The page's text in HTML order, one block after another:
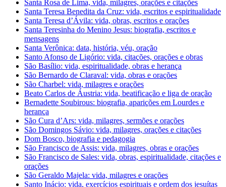
Santa Rosa de Lima, vida, milagres, orações e citações
Santa Teresa Benedita da Cruz: vida, escritos e espiritualidade
Santa Teresa d’Ávila: vida, obras, escritos e orações
Santa Teresinha do Menino Jesus: biografia, escritos e
mensagens
Santa Verônica: data, história, véu, oração
Santo Afonso de Ligório: vida, citações, orações e obras
São Basílio: vida, espiritualidade, obras e herança
São Bernardo de Claraval: vida, obras e orações
São Charbel: vida, milagres e orações
Beato Carlos de Áustria: vida, beatificação e liga de oração
Bernadette Soubirous: biografia, aparições em Lourdes e
herança
São Cura d’Ars: vida, milagres, sermões e orações
São Domingos Sávio: vida, milagres, orações e citações
Dom Bosco, biografia e pedagogia
São Francisco de Assis: vida, milagres, obras e orações
São Francisco de Sales: vida, obras, espiritualidade, citações e
orações
São Geraldo Majela: vida, milagres e orações
Santo Inácio: vida, exercícios espirituais e ordem dos jesuítas